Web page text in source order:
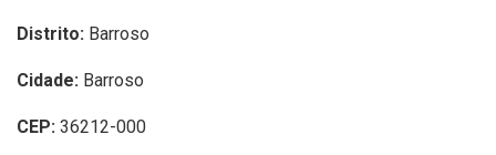
Distrito: Barroso
Cidade: Barroso
CEP: 36212-000